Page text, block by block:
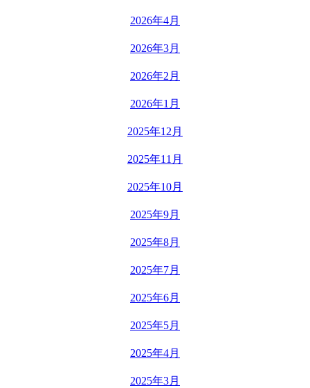
2026年4月
2026年3月
2026年2月
2026年1月
2025年12月
2025年11月
2025年10月
2025年9月
2025年8月
2025年7月
2025年6月
2025年5月
2025年4月
2025年3月